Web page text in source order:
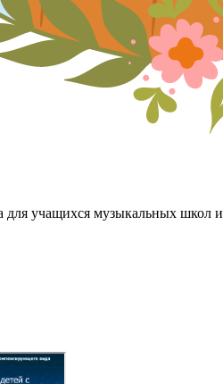
для учащихся музыкальных школ и